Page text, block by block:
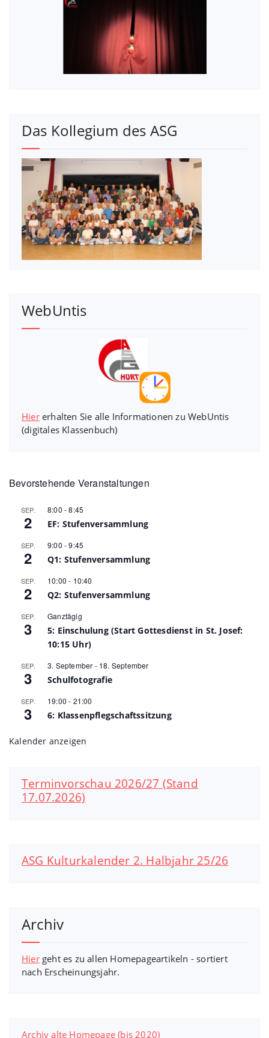
Das Kollegium des ASG
WebUntis
Hiererhalten Sie alle Informationen zu WebUntis
(digitales Klassenbuch)
Bevorstehende Veranstaltungen
SEP.
2
8:00 -8:45
EF: Stufenversammlung
SEP.
2
9:00 -9:45
Q1: Stufenversammlung
SEP.
2
10:00 - 10:40
Q2: Stufenversammlung
SEP.
3
Ganztägig
5: Einschulung (Start Gottesdienst in St. Josef:
10:15 Uhr)
SEP.
3
3. September - 18. September
Schulfotografie
SEP.
3
19:00 - 21:00
6: Klassenpflegschaftssitzung
Kalender anzeigen
Terminvorschau 2026/27 (Stand
17.07.2026)
ASG Kulturkalender 2. Halbjahr 25/26
Archiv
Hiergeht es zu allen Homepageartikeln - sortiert
nach Erscheinungsjahr.
Archiv alte Homepage (bis 2020)